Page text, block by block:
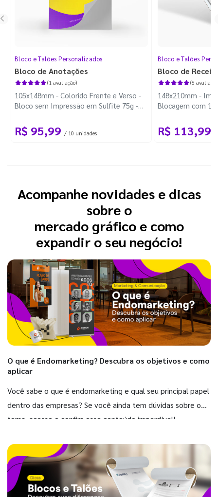
Bloco e Talões Personalizados
Bloco de Anotações
(1 avaliação)
105x148mm - Colorido Frente e Verso -
Bloco sem Impressão em Sulfite 75g -
R$ 95,99 / 10 unidades
Bloco e Talões
Bloco de
(6
148x210mm -
Blocagem com
R$ 113,99
Acompanhe novidades e dicas
sobre o
mercado gráfico e como
expandir o seu negócio!
O que é Endomarketing? Descubra os objetivos e como
aplicar
Você sabe o que é endomarketing e qual seu principal papel
dentro das empresas? Se você ainda tem dúvidas sobre o
tema, acesse e confira esse conteúdo imperdível!